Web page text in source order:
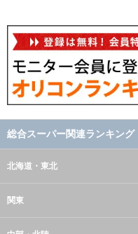
総合スーパー関連ランキング
北海道・東北
関東